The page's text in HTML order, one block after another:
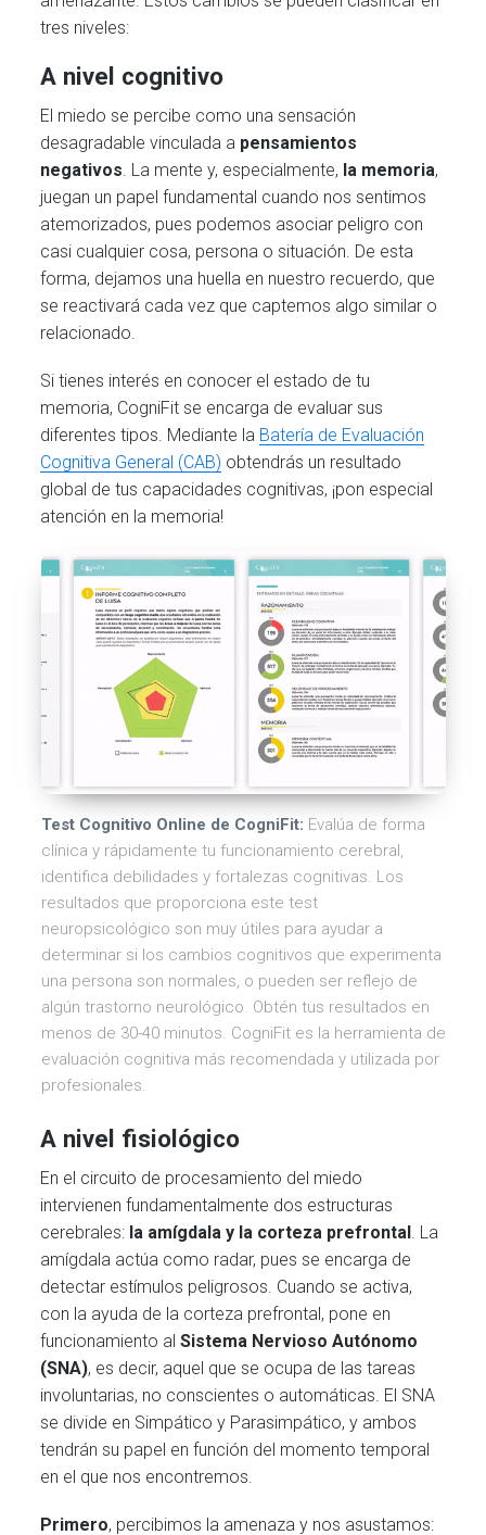
tres niveles:
A nivel cognitivo
El miedo se percibe como una sensación
desagradable vinculada a pensamientos
negativos. La mente y, especialmente, la memoria,
juegan un papel fundamental cuando nos sentimos
atemorizados, pues podemos asociar peligro con
casi cualquier cosa, persona o situación. De esta
forma, dejamos una huella en nuestro recuerdo, que
se reactivará cada vez que captemos algo similar o
relacionado.
Si tienes interés en conocer el estado de tu
memoria, CogniFit se encarga de evaluar sus
diferentes tipos. Mediante la Batería de Evaluación
Cognitiva General (CAB) obtendrás un resultado
global de tus capacidades cognitivas, ¡pon especial
atención en la memoria!
Test Cognitivo Online de CogniFit: Evalúa de forma
clínica y rápidamente tu funcionamiento cerebral,
identifica debilidades y fortalezas cognitivas. Los
resultados que proporciona este test
neuropsicológico son muy útiles para ayudar a
determinar si los cambios cognitivos que experimenta
una persona son normales, o pueden ser reflejo de
algún trastorno neurológico. Obtén tus resultados en
menos de 30-40 minutos. CogniFit es la herramienta de
evaluación cognitiva más recomendada y utilizada por
profesionales.
A nivel fisiológico
En el circuito de procesamiento del miedo
intervienen fundamentalmente dos estructuras
cerebrales: la amígdala y la corteza prefrontal . La
amígdala actúa como radar, pues se encarga de
detectar estímulos peligrosos. Cuando se activa,
con la ayuda de la corteza prefrontal, pone en
funcionamiento alSistema Nervioso Autónomo
(SNA), es decir, aquel que se ocupa de las tareas
involuntarias, no conscientes o automáticas. El SNA
se divide en Simpático y Parasimpático, y ambos
tendrán su papel en función del momento temporal
en el que nos encontremos.
Primero, percibimos la amenaza y nos asustamos: